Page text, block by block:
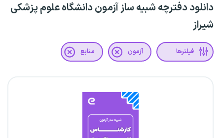
دانلود دفترچه شبیه ساز آزمون دانشگاه علوم پزشکی
شیراز
فیلترها آزمون منابع